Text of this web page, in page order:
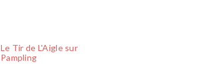
Le Tir de L'Aigle sur
Pampling